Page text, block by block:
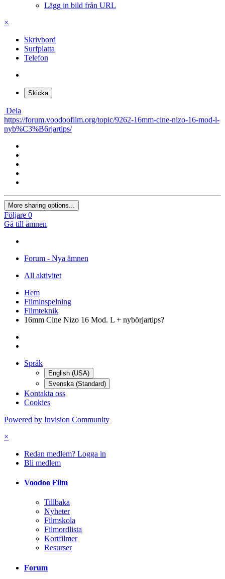
Lägg in bild från URL
×
Skrivbord
Surfplatta
Telefon
Skicka
Dela
https://forum.voodoofilm.org/topic/9262-16mm-cine-nizo-16-mod-l-
nyb%C3%B6rjartips/
More sharing options...
Följare 0
Gå till ämnen
Forum - Nya ämnen
All aktivitet
Hem
Filminspelning
Filmteknik
16mm Cine Nizo 16 Mod. L + nybörjartips?
Språk
English (USA)
Svenska (Standard)
Kontakta oss
Cookies
Powered by Invision Community
×
Redan medlem? Logga in
Bli medlem
Voodoo Film
Tillbaka
Nyheter
Filmskola
Filmordlista
Kortfilmer
Resurser
Forum